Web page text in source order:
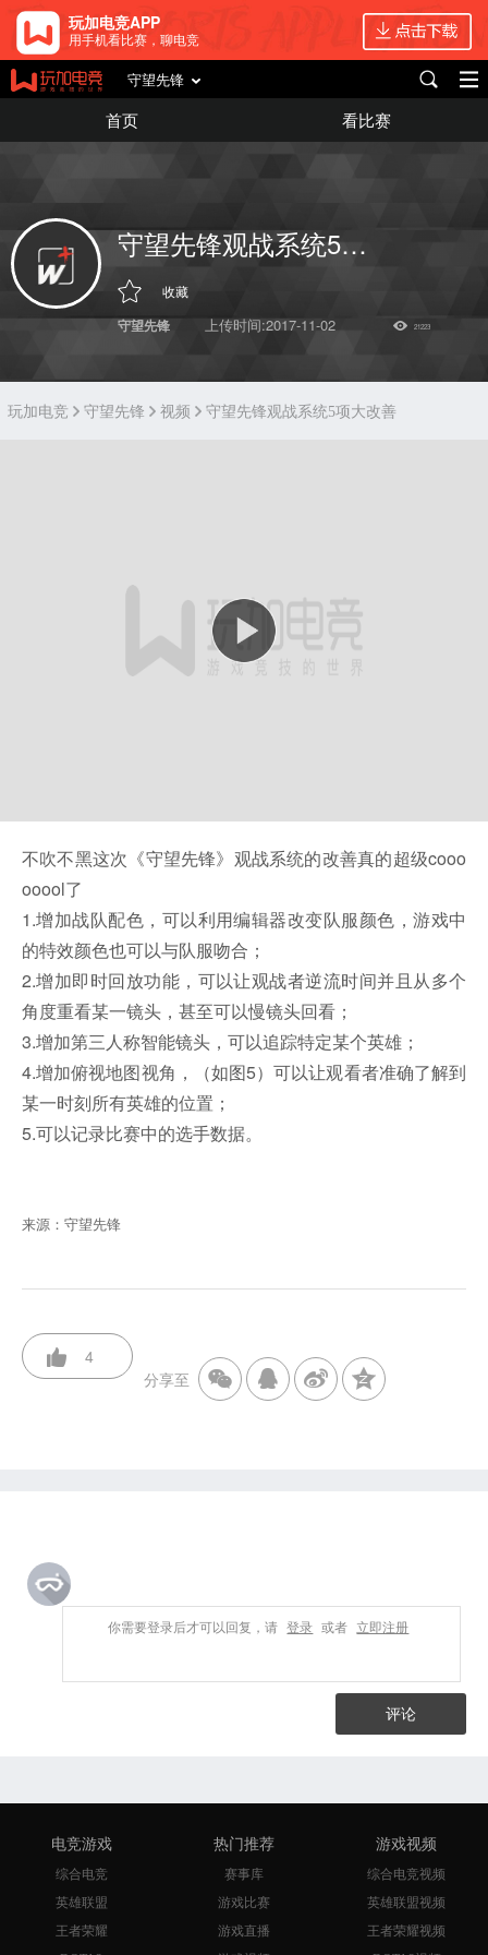
玩加电竞APP
用手机看比赛，聊电竞
守望先锋
首页 看比赛
守望先锋观战系统5项大改善
收藏
守望先锋 上传时间:2017-11-02 21223
玩加电竞 守望先锋 视频 守望先锋观战系统5项大改善
不吹不黑这次《守望先锋》观战系统的改善真的超级cooo
ooool了
1.增加战队配色，可以利用编辑器改变队服颜色，游戏中
的特效颜色也可以与队服吻合；
2.增加即时回放功能，可以让观战者逆流时间并且从多个
角度重看某一镜头，甚至可以慢镜头回看；
3.增加第三人称智能镜头，可以追踪特定某个英雄；
4.增加俯视地图视角，（如图5）可以让观看者准确了解到
某一时刻所有英雄的位置；
5.可以记录比赛中的选手数据。
来源：守望先锋
4
分享至
你需要登录后才可以回复，请 登录 或者 立即注册
评论
电竞游戏
综合电竞
英雄联盟
王者荣耀
热门推荐
赛事库
游戏比赛
游戏直播
游戏视频
综合电竞视频
英雄联盟视频
王者荣耀视频